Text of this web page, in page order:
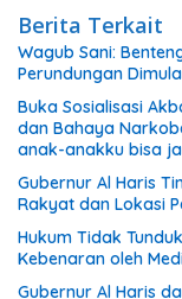
Berita Terkait
Wagub Sani:
Perundungan
Buka Sosialisasi
dan Bahaya
anak-anakku bisa
Gubernur Al Haris
Rakyat dan Lokasi
Hukum Tidak
Kebenaran oleh
Gubernur Al Haris